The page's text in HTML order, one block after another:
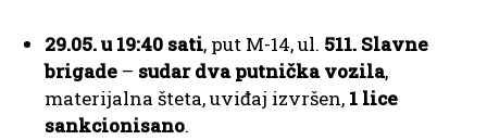
29.05. u 19:40 sati, put M-14, ul. 511. Slavne
brigade – sudar dva putnička vozila,
materijalna šteta, uviđaj izvršen, 1 lice
sankcionisano.